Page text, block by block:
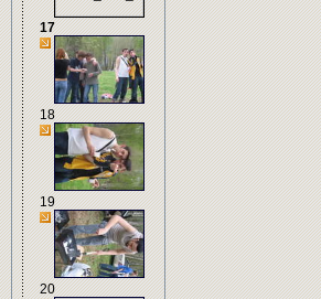
17
18
19
20